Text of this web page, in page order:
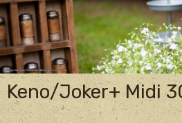
Keno/Joker+ Midi